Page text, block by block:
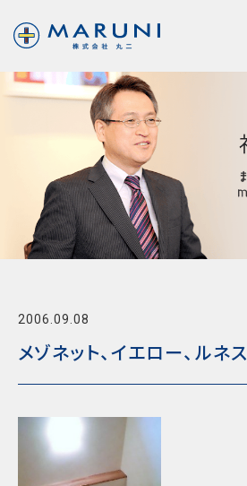
2006.09.08
メゾネット、イエロー、ルネス